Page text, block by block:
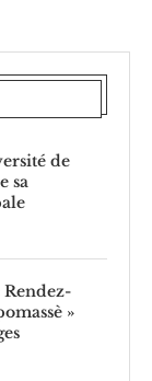
de
sa
Rendez-
»